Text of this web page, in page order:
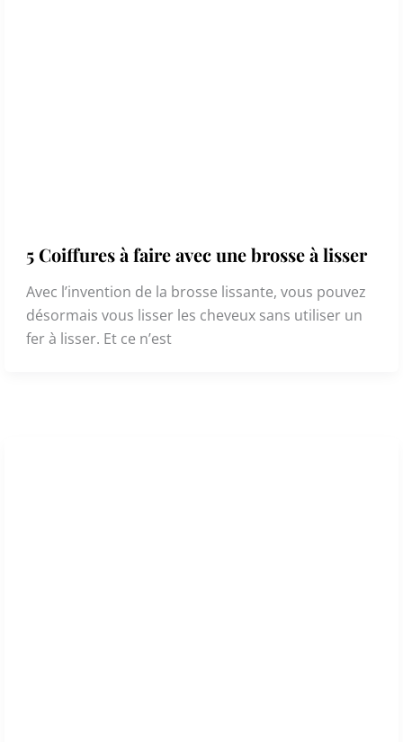
5 Coiffures à faire avec une brosse à lisser
Avec l’invention de la brosse lissante, vous pouvez
désormais vous lisser les cheveux sans utiliser un
fer à lisser. Et ce n’est